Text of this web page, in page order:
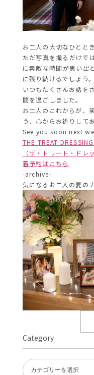
お二人の大切なひとと
ただ写真を撮るだけで
に素敵な時間が思い出
に残り続けるでしょう。
いつもたくさんお話を
間を過ごしました。
お二人のこれからが、
う、心からお祈りして
See you soon next
THE TREAT
（ザ・トリート・ドレ
着予約はこちら
-archive-
気になるお二人の夏の
Category